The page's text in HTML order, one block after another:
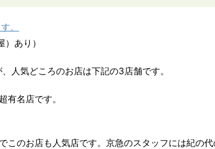
。
あり）
人気どころのお店は下記の3店舗です。
有名店です。
このお店も人気店です。京急のスタッフには紀の